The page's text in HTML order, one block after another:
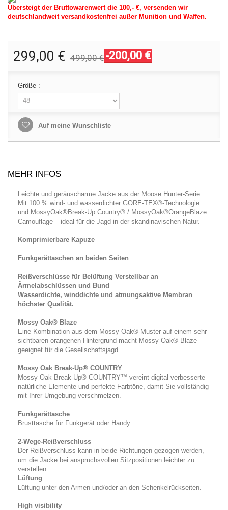
Übersteigt der Bruttowarenwert die 100,- €, versenden wir
deutschlandweit versandkostenfrei außer Munition und Waffen.
299,00 € 499,00 € -200,00 €
Größe :
Auf meine Wunschliste
MEHR INFOS
Leichte und geräuscharme Jacke aus der Moose Hunter-Serie.
Mit 100 % wind- und wasserdichter GORE-TEX®-Technologie
und MossyOak®Break-Up Country® / MossyOak®OrangeBlaze
Camouflage – ideal für die Jagd in der skandinavischen Natur.
Komprimierbare Kapuze
Funkgerättaschen an beiden Seiten
Reißverschlüsse für Belüftung Verstellbar an
Ärmelabschlüssen und Bund
Wasserdichte, winddichte und atmungsaktive Membran
höchster Qualität.
Mossy Oak® Blaze
Eine Kombination aus dem Mossy Oak®-Muster auf einem sehr
sichtbaren orangenen Hintergrund macht Mossy Oak® Blaze
geeignet für die Gesellschaftsjagd.
Mossy Oak Break-Up® COUNTRY
Mossy Oak Break-Up® COUNTRY™ vereint digital verbesserte
natürliche Elemente und perfekte Farbtöne, damit Sie vollständig
mit Ihrer Umgebung verschmelzen.
Funkgerättasche
Brusttasche für Funkgerät oder Handy.
2-Wege-Reißverschluss
Der Reißverschluss kann in beide Richtungen gezogen werden,
um die Jacke bei anspruchsvollen Sitzpositionen leichter zu
verstellen.
Lüftung
Lüftung unter den Armen und/oder an den Schenkelrückseiten.
High visibility